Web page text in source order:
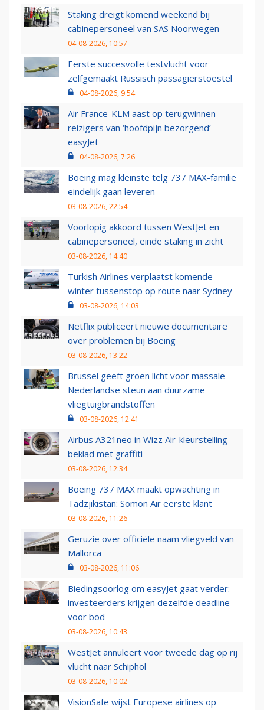
Staking dreigt komend weekend bij
cabinepersoneel van SAS Noorwegen
04-08-2026, 10:57
Eerste succesvolle testvlucht voor
zelfgemaakt Russisch passagierstoestel
04-08-2026, 9:54
Air France-KLM aast op terugwinnen
reizigers van ‘hoofdpijn bezorgend’
easyJet
04-08-2026, 7:26
Boeing mag kleinste telg 737 MAX-familie
eindelijk gaan leveren
03-08-2026, 22:54
Voorlopig akkoord tussen WestJet en
cabinepersoneel, einde staking in zicht
03-08-2026, 14:40
Turkish Airlines verplaatst komende
winter tussenstop op route naar Sydney
03-08-2026, 14:03
Netflix publiceert nieuwe documentaire
over problemen bij Boeing
03-08-2026, 13:22
Brussel geeft groen licht voor massale
Nederlandse steun aan duurzame
vliegtuigbrandstoffen
03-08-2026, 12:41
Airbus A321neo in Wizz Air-kleurstelling
beklad met graffiti
03-08-2026, 12:34
Boeing 737 MAX maakt opwachting in
Tadzjikistan: Somon Air eerste klant
03-08-2026, 11:26
Geruzie over officiële naam vliegveld van
Mallorca
03-08-2026, 11:06
Biedingsoorlog om easyJet gaat verder:
investeerders krijgen dezelfde deadline
voor bod
03-08-2026, 10:43
WestJet annuleert voor tweede dag op rij
vlucht naar Schiphol
03-08-2026, 10:02
VisionSafe wijst Europese airlines op